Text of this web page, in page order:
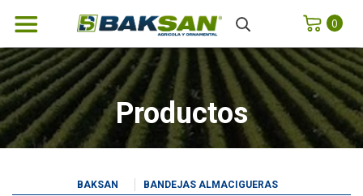
0
Productos
BAKSAN BANDEJAS ALMACIGUERAS